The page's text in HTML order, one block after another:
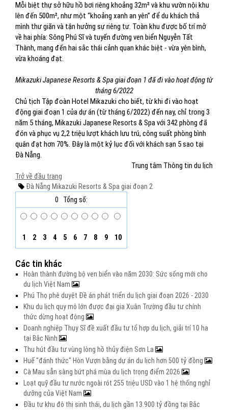
Mỗi biệt thự sở hữu hồ bơi riêng khoảng 32m² và khu vườn nội khu
lên đến 500m², như một “khoảng xanh an yên” để du khách thả
mình thư giãn và tận hưởng sự riêng tư. Toàn khu được bố trí mở
về hai phía: Sông Phú Sĩ và tuyến đường ven biển Nguyễn Tất
Thành, mang đến hai sắc thái cảnh quan khác biệt - vừa yên bình,
vừa khoáng đạt.
Mikazuki Japanese Resorts & Spa giai đoạn 1 đã đi vào hoạt động từ
tháng 6/2022
Chủ tịch Tập đoàn Hotel Mikazuki cho biết, từ khi đi vào hoạt
động giai đoạn 1 của dự án (từ tháng 6/2022) đến nay, chỉ trong 3
năm 5 tháng, Mikazuki Japanese Resorts & Spa với 342 phòng đã
đón và phục vụ 2,2 triệu lượt khách lưu trú, công suất phòng bình
quân đạt hơn 70%. Đây là một kỷ lục đối với khách sạn 5 sao tại
Đà Nẵng.
Trung tâm Thông tin du lịch
Trở về đầu trang
Đà Nẵng Mikazuki Resorts & Spa giai đoạn 2
0
Tổng số:
1 2 3 4 5 6 7 8 9 10
Các tin khác
Hoàn thành đường bộ ven biển vào năm 2030: Sức sống mới cho
du lịch Việt Nam
Phú Thọ phê duyệt Đề án phát triển du lịch giai đoạn 2026 - 2030
Khu du lịch quy mô lớn được đại gia Xuân Trường đầu tư chính
thức dừng hoạt động
Doanh nghiệp Thụy Sĩ đề xuất đầu tư tổ hợp du lịch, giải trí 10 ha
tại Bắc Ninh
Thu hút đầu tư vùng lòng hồ thủy điện Sơn La
Huế "đánh thức" Hòn Vượn bằng dự án du lịch hơn 500 tỷ đồng
Cà Mau sẵn sàng bứt phá mùa du lịch trọng điểm 2026
Loạt quỹ đầu tư nước ngoài rót 255 triệu USD vào 1 hệ thống nghỉ
dưỡng của Việt Nam
Đầu tư khu đô thị sinh thái, du lịch gần 13.900 tỷ đồng tại Bắc